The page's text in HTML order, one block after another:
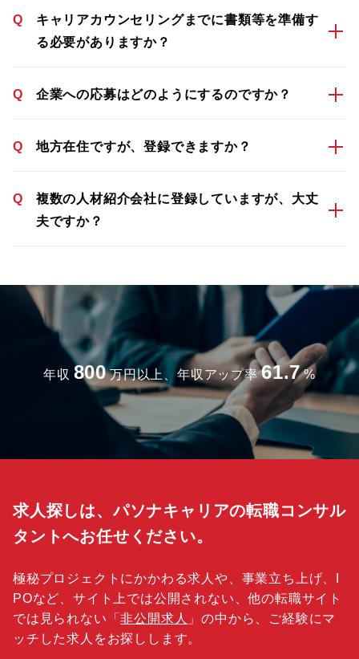
Q
キャリアカウンセリングまでに書類等を準備す
る必要がありますか？
Q 企業への応募はどのようにするのですか？
Q 地方在住ですが、登録できますか？
Q
複数の人材紹介会社に登録していますが、大丈
夫ですか？
年収 800 万円以上、年収アップ率 61.7 %
求人探しは、パソナキャリアの転職コンサル
タントへお任せください。
極秘プロジェクトにかかわる求人や、事業立ち上げ、I
POなど、サイト上では公開されない、他の転職サイト
では見られない「非公開求人 」の中から、ご経験にマ
ッチした求人をお探しします。